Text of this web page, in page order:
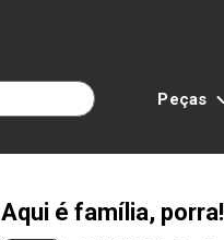
Peças
Aqui é família, porra!